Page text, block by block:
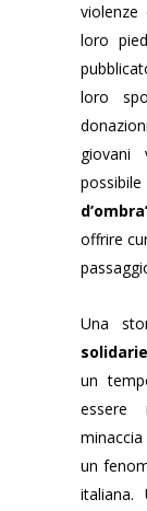
violenze
loro
loro
giovani
offrire
Una
un
essere
un